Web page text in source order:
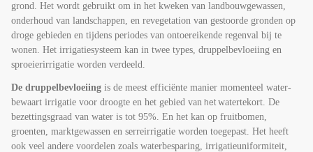
grond. Het wordt gebruikt om in het kweken van landbouwgewassen,
onderhoud van landschappen, en revegetation van gestoorde gronden op
droge gebieden en tijdens periodes van ontoereikende regenval bij te
wonen. Het irrigatiesysteem kan in twee types, druppelbevloeiing en
sproeierirrigatie worden verdeeld.
De druppelbevloeiing is de meest efficiënte manier momenteel water-
bewaart irrigatie voor droogte en het gebied van hetwatertekort. De
bezettingsgraad van water is tot 95%. En het kan op fruitbomen,
groenten, marktgewassen en serreirrigatie worden toegepast. Het heeft
ook veel andere voordelen zoals waterbesparing, irrigatieuniformiteit,